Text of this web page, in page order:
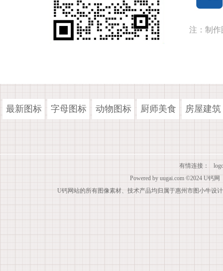
注：制作
最新图标 字母图标 动物图标 厨师美食 房屋建筑
有情连接：
Powered by uugai.com ©2024 U钙网
U钙网站的所有图像素材、技术产品均归属于惠州市图小牛设